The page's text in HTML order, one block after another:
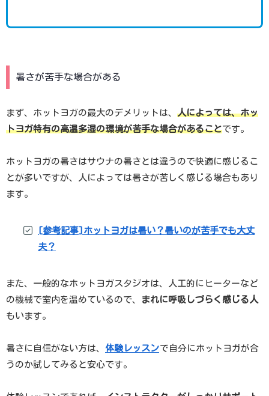
暑さが苦手な場合がある
まず、ホットヨガの最大のデメリットは、 人によっては、ホッ
トヨガ特有の高温多湿の環境が苦手な場合があることです。
ホットヨガの暑さはサウナの暑さとは違うので快適に感じるこ
とが多いですが、人によっては暑さが苦しく感じる場合もあり
ます。
[参考記事]ホットヨガは暑い？暑いのが苦手でも大丈
夫？
また、一般的なホットヨガスタジオは、人工的にヒーターなど
の機械で室内を温めているので、
まれに呼吸しづらく感じる人
もいます。
暑さに自信がない方は、 体験レッスンで自分にホットヨガが合
うのか試してみると安心です。